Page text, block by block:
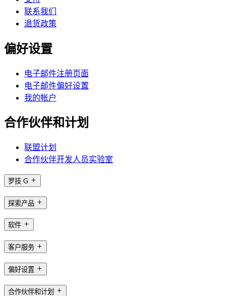
联系我们
退货政策
偏好设置
电子邮件注册页面
电子邮件偏好设置
我的帐户
合作伙伴和计划
联盟计划
合作伙伴开发人员实验室
罗技 G
探索产品
软件
客户服务
偏好设置
合作伙伴和计划